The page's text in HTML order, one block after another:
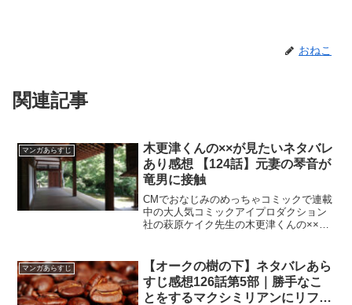
おねこ
関連記事
マンガあらすじ
木更津くんの××が見たいネタバレ
あり感想 【124話】元妻の琴音が
竜男に接触
CMでおなじみのめっちゃコミックで連載
中の大人気コミックアイプロダクション
社の萩原ケイク先生の木更津くんの××が
マンガあらすじ
【オークの樹の下】ネタバレあら
すじ感想126話第5部｜勝手なこ
とをするマクシミリアンにリフタ